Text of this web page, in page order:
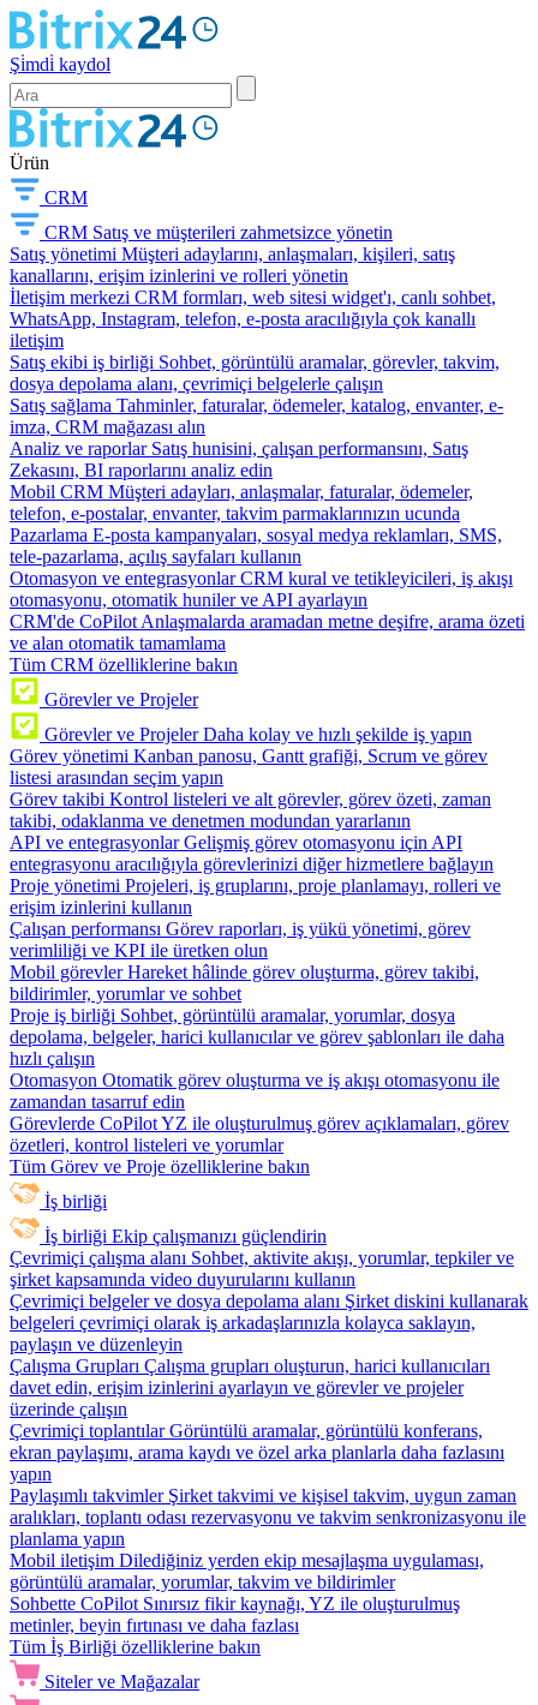
Şi̇mdi̇ kaydol
Ürün
CRM
CRM Satış ve müşterileri zahmetsizce yönetin
Satış yönetimi Müşteri adaylarını, anlaşmaları, kişileri, satış
kanallarını, erişim izinlerini ve rolleri yönetin
İletişim merkezi CRM formları, web sitesi widget'ı, canlı sohbet,
WhatsApp, Instagram, telefon, e-posta aracılığıyla çok kanallı
iletişim
Satış ekibi iş birliği Sohbet, görüntülü aramalar, görevler, takvim,
dosya depolama alanı, çevrimiçi belgelerle çalışın
Satış sağlama Tahminler, faturalar, ödemeler, katalog, envanter, e-
imza, CRM mağazası alın
Analiz ve raporlar Satış hunisini, çalışan performansını, Satış
Zekasını, BI raporlarını analiz edin
Mobil CRM Müşteri adayları, anlaşmalar, faturalar, ödemeler,
telefon, e-postalar, envanter, takvim parmaklarınızın ucunda
Pazarlama E-posta kampanyaları, sosyal medya reklamları, SMS,
tele-pazarlama, açılış sayfaları kullanın
Otomasyon ve entegrasyonlar CRM kural ve tetikleyicileri, iş akışı
otomasyonu, otomatik huniler ve API ayarlayın
CRM'de CoPilot Anlaşmalarda aramadan metne deşifre, arama özeti
ve alan otomatik tamamlama
Tüm CRM özelliklerine bakın
Görevler ve Projeler
Görevler ve Projeler Daha kolay ve hızlı şekilde iş yapın
Görev yönetimi Kanban panosu, Gantt grafiği, Scrum ve görev
listesi arasından seçim yapın
Görev takibi Kontrol listeleri ve alt görevler, görev özeti, zaman
takibi, odaklanma ve denetmen modundan yararlanın
API ve entegrasyonlar Gelişmiş görev otomasyonu için API
entegrasyonu aracılığıyla görevlerinizi diğer hizmetlere bağlayın
Proje yönetimi Projeleri, iş gruplarını, proje planlamayı, rolleri ve
erişim izinlerini kullanın
Çalışan performansı Görev raporları, iş yükü yönetimi, görev
verimliliği ve KPI ile üretken olun
Mobil görevler Hareket hâlinde görev oluşturma, görev takibi,
bildirimler, yorumlar ve sohbet
Proje iş birliği Sohbet, görüntülü aramalar, yorumlar, dosya
depolama, belgeler, harici kullanıcılar ve görev şablonları ile daha
hızlı çalışın
Otomasyon Otomatik görev oluşturma ve iş akışı otomasyonu ile
zamandan tasarruf edin
Görevlerde CoPilotYZ ile oluşturulmuş görev açıklamaları, görev
özetleri, kontrol listeleri ve yorumlar
Tüm Görev ve Proje özelliklerine bakın
İş birliği
İş birliği Ekip çalışmanızı güçlendirin
Çevrimiçi çalışma alanı Sohbet, aktivite akışı, yorumlar, tepkiler ve
şirket kapsamında video duyurularını kullanın
Çevrimiçi belgeler ve dosya depolama alanı Şirket diskini kullanarak
belgeleri çevrimiçi olarak iş arkadaşlarınızla kolayca saklayın,
paylaşın ve düzenleyin
Çalışma Grupları Çalışma grupları oluşturun, harici kullanıcıları
davet edin, erişim izinlerini ayarlayın ve görevler ve projeler
üzerinde çalışın
Çevrimiçi toplantılar Görüntülü aramalar, görüntülü konferans,
ekran paylaşımı, arama kaydı ve özel arka planlarla daha fazlasını
yapın
Paylaşımlı takvimler Şirket takvimi ve kişisel takvim, uygun zaman
aralıkları, toplantı odası rezervasyonu ve takvim senkronizasyonu ile
planlama yapın
Mobil iletişim Dilediğiniz yerden ekip mesajlaşma uygulaması,
görüntülü aramalar, yorumlar, takvim ve bildirimler
Sohbette CoPilot Sınırsız fikir kaynağı, YZ ile oluşturulmuş
metinler, beyin fırtınası ve daha fazlası
Tüm İş Birliği özelliklerine bakın
Siteler ve Mağazalar